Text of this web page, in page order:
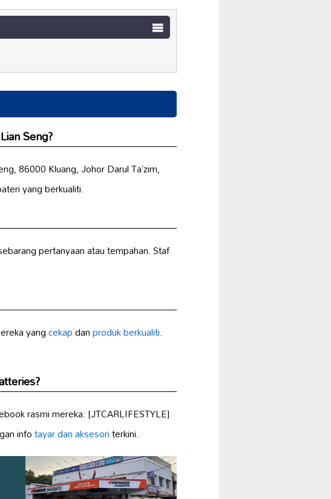
Seng?
86000 Kluang, Johor Darul Ta’zim,
yang berkualiti.
pertanyaan atau tempahan. Staf
yangcekapdanproduk berkualiti.
rasmi mereka: [JTCARLIFESTYLE]
infotayar dan aksesoriterkini.